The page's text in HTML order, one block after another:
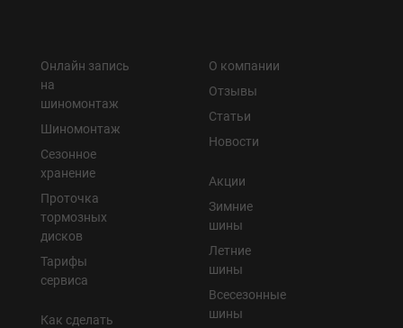
Онлайн запись
на
шиномонтаж
Шиномонтаж
Сезонное
хранение
Проточка
тормозных
дисков
Тарифы
сервиса
Как сделать
О компании
Отзывы
Статьи
Новости
Акции
Зимние
шины
Летние
шины
Всесезонные
шины